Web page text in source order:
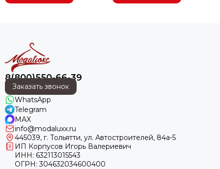
8(800)550-66-39
Заказать звонок
WhatsApp
Telegram
MAX
info@modaluxx.ru
445039, г. Тольятти, ул. Автостроителей, 84а-5
ИП Корпусов Игорь Валериевич
ИНН: 632113015543
ОГРН: 304632034600400